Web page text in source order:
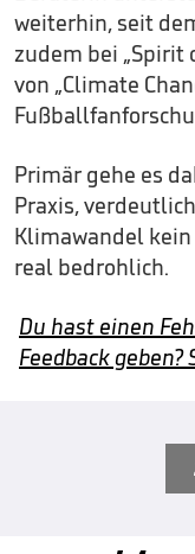
weiterhin, seit
zudem bei „Spirit
von „Climate
Primär gehe es
Praxis,
Klimawandel
real bedrohlich.
Du hast einen
Feedback